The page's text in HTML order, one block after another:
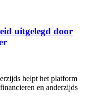
uitgelegd door
helpt het platform
en anderzijds